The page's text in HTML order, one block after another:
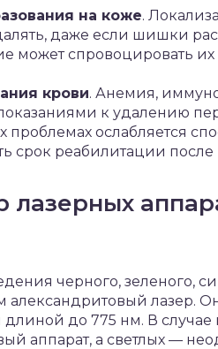
на коже.
даже если шишки
может спровоцировать их
крови. Анемия,
к удалению
проблемах ослабляется
срок реабилитации
лазерных
черного, зеленого,
александритовый лазер.
длиной до 775 нм. В
аппарат, а светлых —